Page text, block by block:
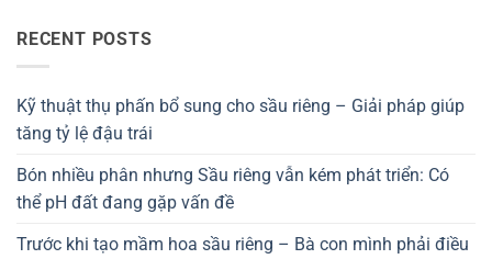
RECENT POSTS
Kỹ thuật thụ phấn bổ sung cho sầu riêng – Giải pháp giúp
tăng tỷ lệ đậu trái
Bón nhiều phân nhưng Sầu riêng vẫn kém phát triển: Có
thể pH đất đang gặp vấn đề
Trước khi tạo mầm hoa sầu riêng – Bà con mình phải điều